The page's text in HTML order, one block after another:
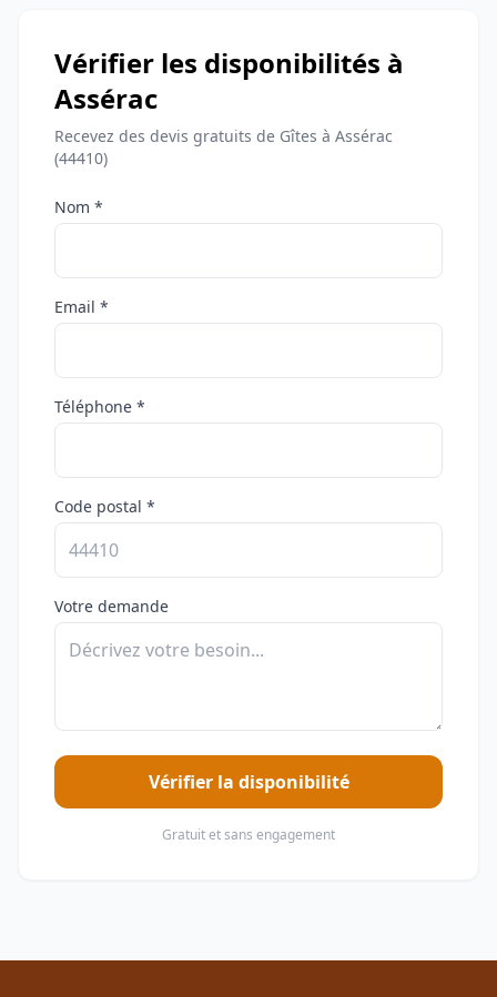
Vérifier les disponibilités à
Assérac
Recevez des devis gratuits de Gîtes à Assérac
(44410)
Nom *
Email *
Téléphone *
Code postal *
Votre demande
Vérifier la disponibilité
Gratuit et sans engagement